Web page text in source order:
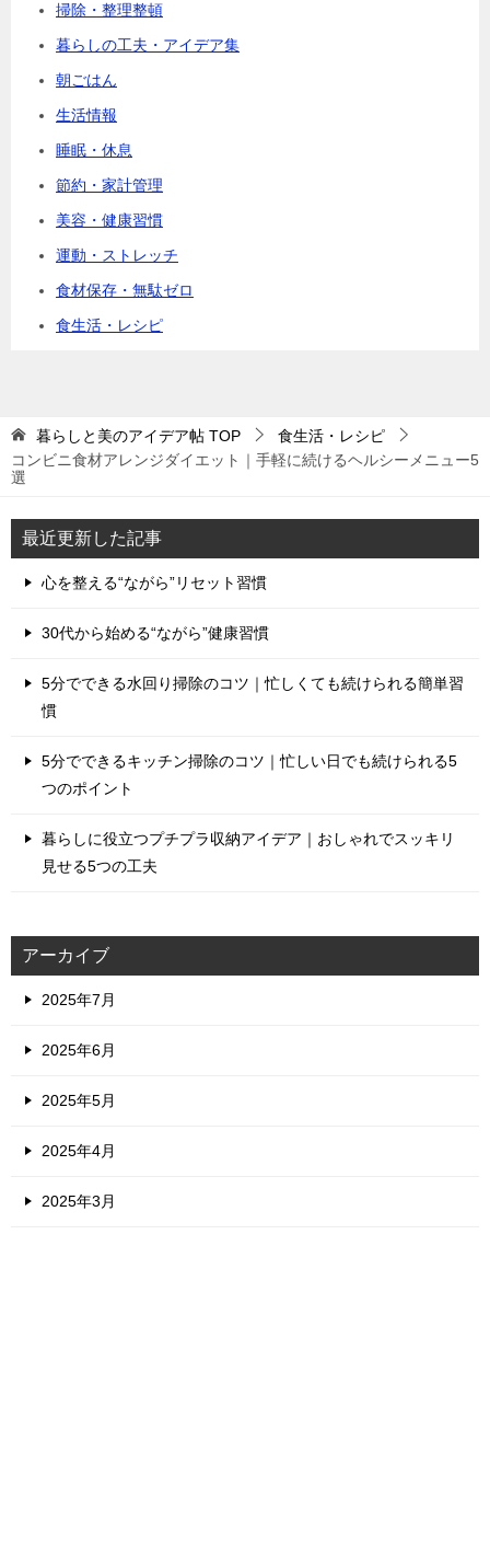
掃除・整理整頓
暮らしの工夫・アイデア集
朝ごはん
生活情報
睡眠・休息
節約・家計管理
美容・健康習慣
運動・ストレッチ
食材保存・無駄ゼロ
食生活・レシピ
暮らしと美のアイデア帖 TOP
食生活・レシピ
コンビニ食材アレンジダイエット｜手軽に続けるヘルシーメニュー5
選
最近更新した記事
心を整える“ながら”リセット習慣
30代から始める“ながら”健康習慣
5分でできる水回り掃除のコツ｜忙しくても続けられる簡単習
慣
5分でできるキッチン掃除のコツ｜忙しい日でも続けられる5
つのポイント
暮らしに役立つプチプラ収納アイデア｜おしゃれでスッキリ
見せる5つの工夫
アーカイブ
2025年7月
2025年6月
2025年5月
2025年4月
2025年3月